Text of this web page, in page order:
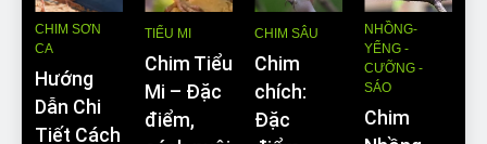
CHIM SƠN
CA
Hướng
Dẫn Chi
Tiết Cách
TIỂU MI
Chim Tiểu
Mi – Đặc
điểm,
CHIM SÂU
Chim
chích:
Đặc
NHỒNG-
YỂNG -
CƯỠNG -
SÁO
Chim